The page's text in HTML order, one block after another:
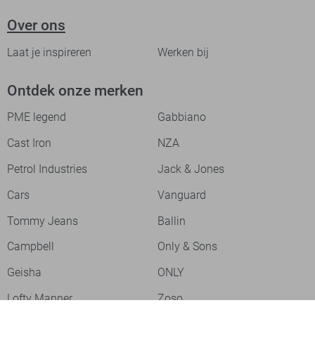
Over ons
Laat je inspireren Werken bij
Ontdek onze merken
PME legend
Gabbiano
Cast Iron
NZA
Petrol Industries
Jack & Jones
Cars
Vanguard
Tommy Jeans
Ballin
Campbell
Only & Sons
Geisha
ONLY
Lofty Manner
Zoso